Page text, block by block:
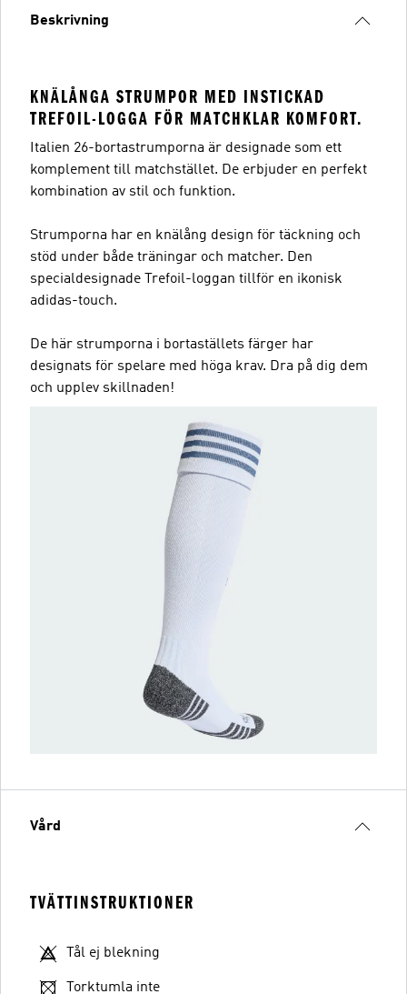
Beskrivning
KNÄLÅNGA STRUMPOR MED INSTICKAD
TREFOIL-LOGGA FÖR MATCHKLAR KOMFORT.
Italien 26-bortastrumporna är designade som ett
komplement till matchstället. De erbjuder en perfekt
kombination av stil och funktion.
Strumporna har en knälång design för täckning och
stöd under både träningar och matcher. Den
specialdesignade Trefoil-loggan tillför en ikonisk
adidas-touch.
De här strumporna i bortaställets färger har
designats för spelare med höga krav. Dra på dig dem
och upplev skillnaden!
Vård
TVÄTTINSTRUKTIONER
Tål ej blekning
Torktumla inte